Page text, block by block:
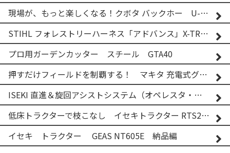
現場が、もっと楽しくなる！クボタ バックホー U-25-3A
STIHL フォレストリーハーネス「アドバンス」X-TREEm
プロ用ガーデンカッター スチール GTA40
押すだけフィールドを制覇する！ マキタ 充電式グランドトリマー MUG001G
ISEKI 直進＆旋回アシストシステム（オペレスタ・ターン）搭載 イセキ 乗用田植機 PRJ8D-ZJL
低床トラクターで枝こなし イセキトラクター RTS205NS & フレールモア FNC1202F
イセキ トラクター GEAS NT605E 納品編